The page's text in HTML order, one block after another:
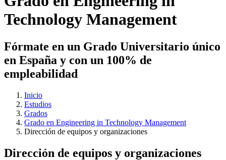
Technology Management
Fórmate en un Grado Universitario único
en España y con un 100% de
empleabilidad
Inicio
Estudios
Grados
Grado en Engineering in Technology Management
Dirección de equipos y organizaciones
Dirección de equipos y organizaciones